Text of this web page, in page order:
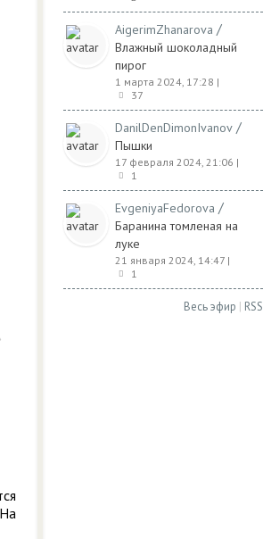
AigerimZhanarova /
Влажный шоколадный
пирог
1 марта 2024, 17:28 |
37
DanilDenDimonIvanov /
Пышки
17 февраля 2024, 21:06 |
1
EvgeniyaFedorova /
Баранина томленая на
луке
21 января 2024, 14:47 |
1
Весь эфир | RSS